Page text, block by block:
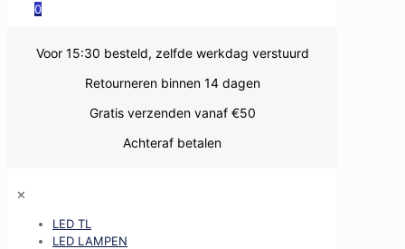
0
Voor 15:30 besteld, zelfde werkdag verstuurd
Retourneren binnen 14 dagen
Gratis verzenden vanaf €50
Achteraf betalen
✕
LED TL
LED LAMPEN